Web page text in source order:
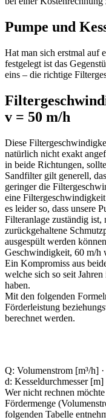
Pumpe und
Hat man sich erstmal auf
festgelegt ist das
eins – die richtige
v = 50 m/h
Diese
natürlich nicht exakt
in beide Richtungen,
Sandfilter gilt generell,
geringer die
eine
es leider so, dass unsere
Filteranlage zuständig
zurückgehaltene
ausgespült werden
Geschwindigkeit, 60 m/h
Ein Kompromiss aus
welche sich so seit
haben.
Mit den folgenden
Förderleistung
berechnet werden.
Q: Volumenstrom [m³/h] ·
d: Kesseldurchmesser [m]
Wer nicht rechnen
Fördermenge
folgenden Tabelle